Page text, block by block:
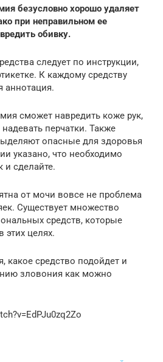
безусловно хорошо удаляет
при неправильном ее
обивку.
следует по инструкции,
К каждому средству
аннотация.
сможет навредить коже рук,
перчатки. Также
опасные для здоровья
указано, что необходимо
и сделайте.
от мочи вовсе не проблема
Существует множество
средств, которые
этих целях.
какое средство подойдет и
зловония как можно